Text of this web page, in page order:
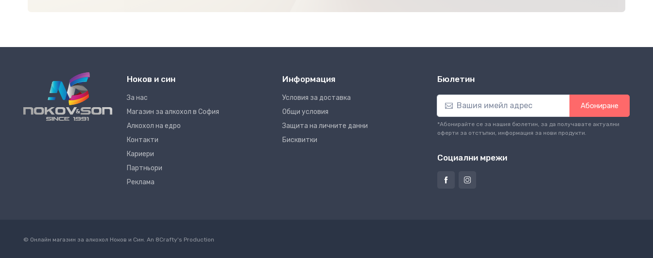
Ноков и син
За нас
Магазин за алкохол в София
Алкохол на едро
Контакти
Кариери
Партньори
Реклама
Информация
Условия за доставка
Общи условия
Защита на личните данни
Бисквитки
Бюлетин
Абониране
*Абонирайте се за нашия бюлетин, за да получавате актуални
оферти за отстъпки, информация за нови продукти.
Социални мрежи
© Онлайн магазин за алкохол Ноков и Син. An 8Crafty's Production